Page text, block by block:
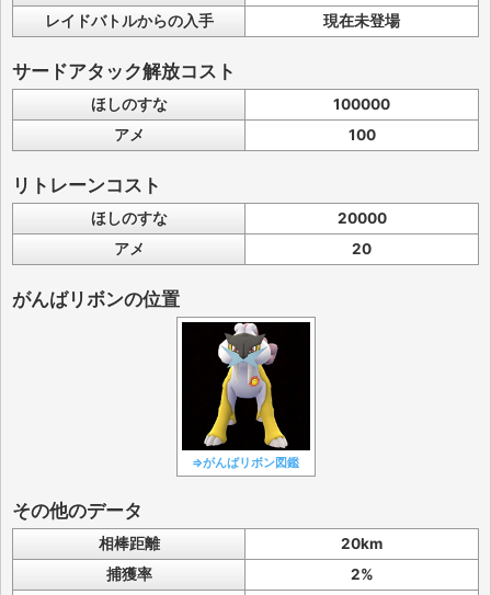
レイドバトルからの入手
現在未登場
サードアタック解放コスト
ほしのすな
100000
アメ
100
リトレーンコスト
ほしのすな
20000
アメ
20
がんばリボンの位置
⇒がんばリボン図鑑
その他のデータ
相棒距離
20km
捕獲率
2%